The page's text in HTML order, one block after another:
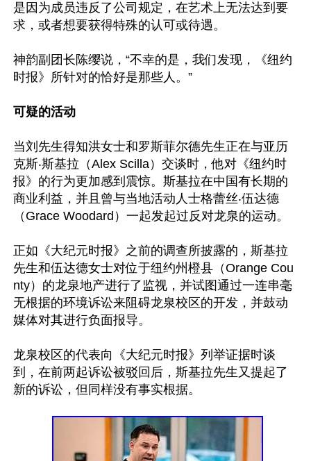
是因为成员违反了公司规定，在艺术上无法达到要
求，或者想要获得特殊的认可或待遇。
神韵副团长陈缨说，“不幸的是，我们发现，《纽约
时报》所针对的恰好是那些人。”
可疑的活动
当刘先生得知洪女士和罗斯菲尔德先生正在与亚历
克斯‧斯基拉（Alex Scilla）交谈时，他对《纽约时
报》的行为更加感到震惊。斯基拉在中国有长期的
商业利益，并且曾与当地活动人士格蕾丝‧伍达德
（Grace Woodard）一起发起过反对龙泉的运动。
正如《大纪元时报》之前的调查所披露的，斯基拉
先生和伍达德女士对位于纽约州橙县（Orange Cou
nty）的龙泉地产进行了监视，并试图通过一连串毫
无根据的环境诉讼来阻碍龙泉校区的开发，并鼓动
媒体对其进行负面报导。
龙泉校区的代表向《大纪元时报》列举证据时谈
到，在前两起诉讼被驳回后，斯基拉先生又提起了
新的诉讼，但同样没有事实根据。